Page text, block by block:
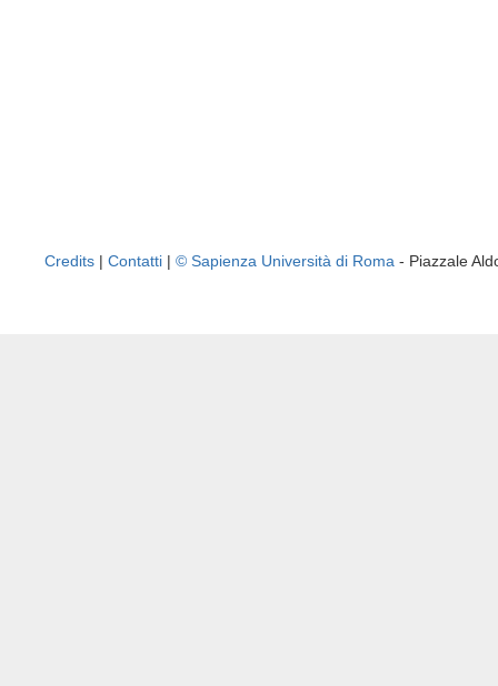
Credits | Contatti | © Sapienza Università di Roma - Piazzale